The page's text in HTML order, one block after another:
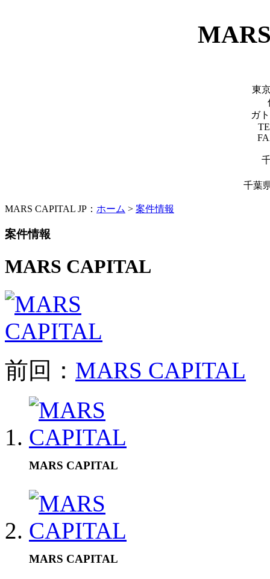
東
ガ
千葉
MARS CAPITAL JP： ホーム > 案件情報
案件情報
MARS CAPITAL
前回： MARS CAPITAL
MARS CAPITAL
MARS CAPITAL